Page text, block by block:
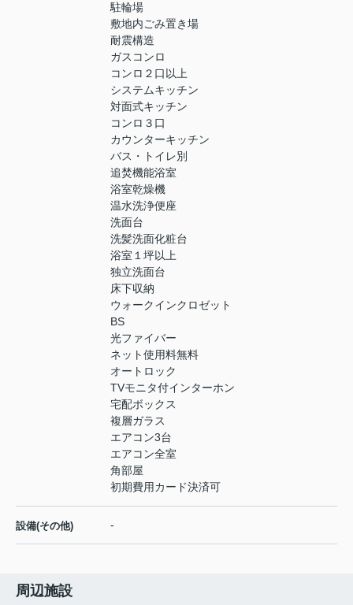
駐輪場
敷地内ごみ置き場
耐震構造
ガスコンロ
コンロ２口以上
システムキッチン
対面式キッチン
コンロ３口
カウンターキッチン
バス・トイレ別
追焚機能浴室
浴室乾燥機
温水洗浄便座
洗面台
洗髪洗面化粧台
浴室１坪以上
独立洗面台
床下収納
ウォークインクロゼット
BS
光ファイバー
ネット使用料無料
オートロック
TVモニタ付インターホン
宅配ボックス
複層ガラス
エアコン3台
エアコン全室
角部屋
初期費用カード決済可
設備(その他) -
周辺施設